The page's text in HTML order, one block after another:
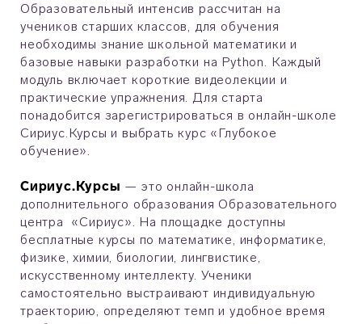
Образовательный интенсив рассчитан на
учеников старших классов, для обучения
необходимы знание школьной математики и
базовые навыки разработки на Python. Каждый
модуль включает короткие видеолекции и
практические упражнения. Для старта
понадобится зарегистрироваться в онлайн-школе
Сириус.Курсы и выбрать курс «Глубокое
обучение».
Сириус.Курсы — это онлайн-школа
дополнительного образования Образовательного
центра «Сириус». На площадке доступны
бесплатные курсы по математике, информатике,
физике, химии, биологии, лингвистике,
искусственному интеллекту. Ученики
самостоятельно выстраивают индивидуальную
траекторию, определяют темп и удобное время